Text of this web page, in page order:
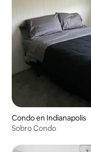
Condo en Indianapolis
Sobro Condo